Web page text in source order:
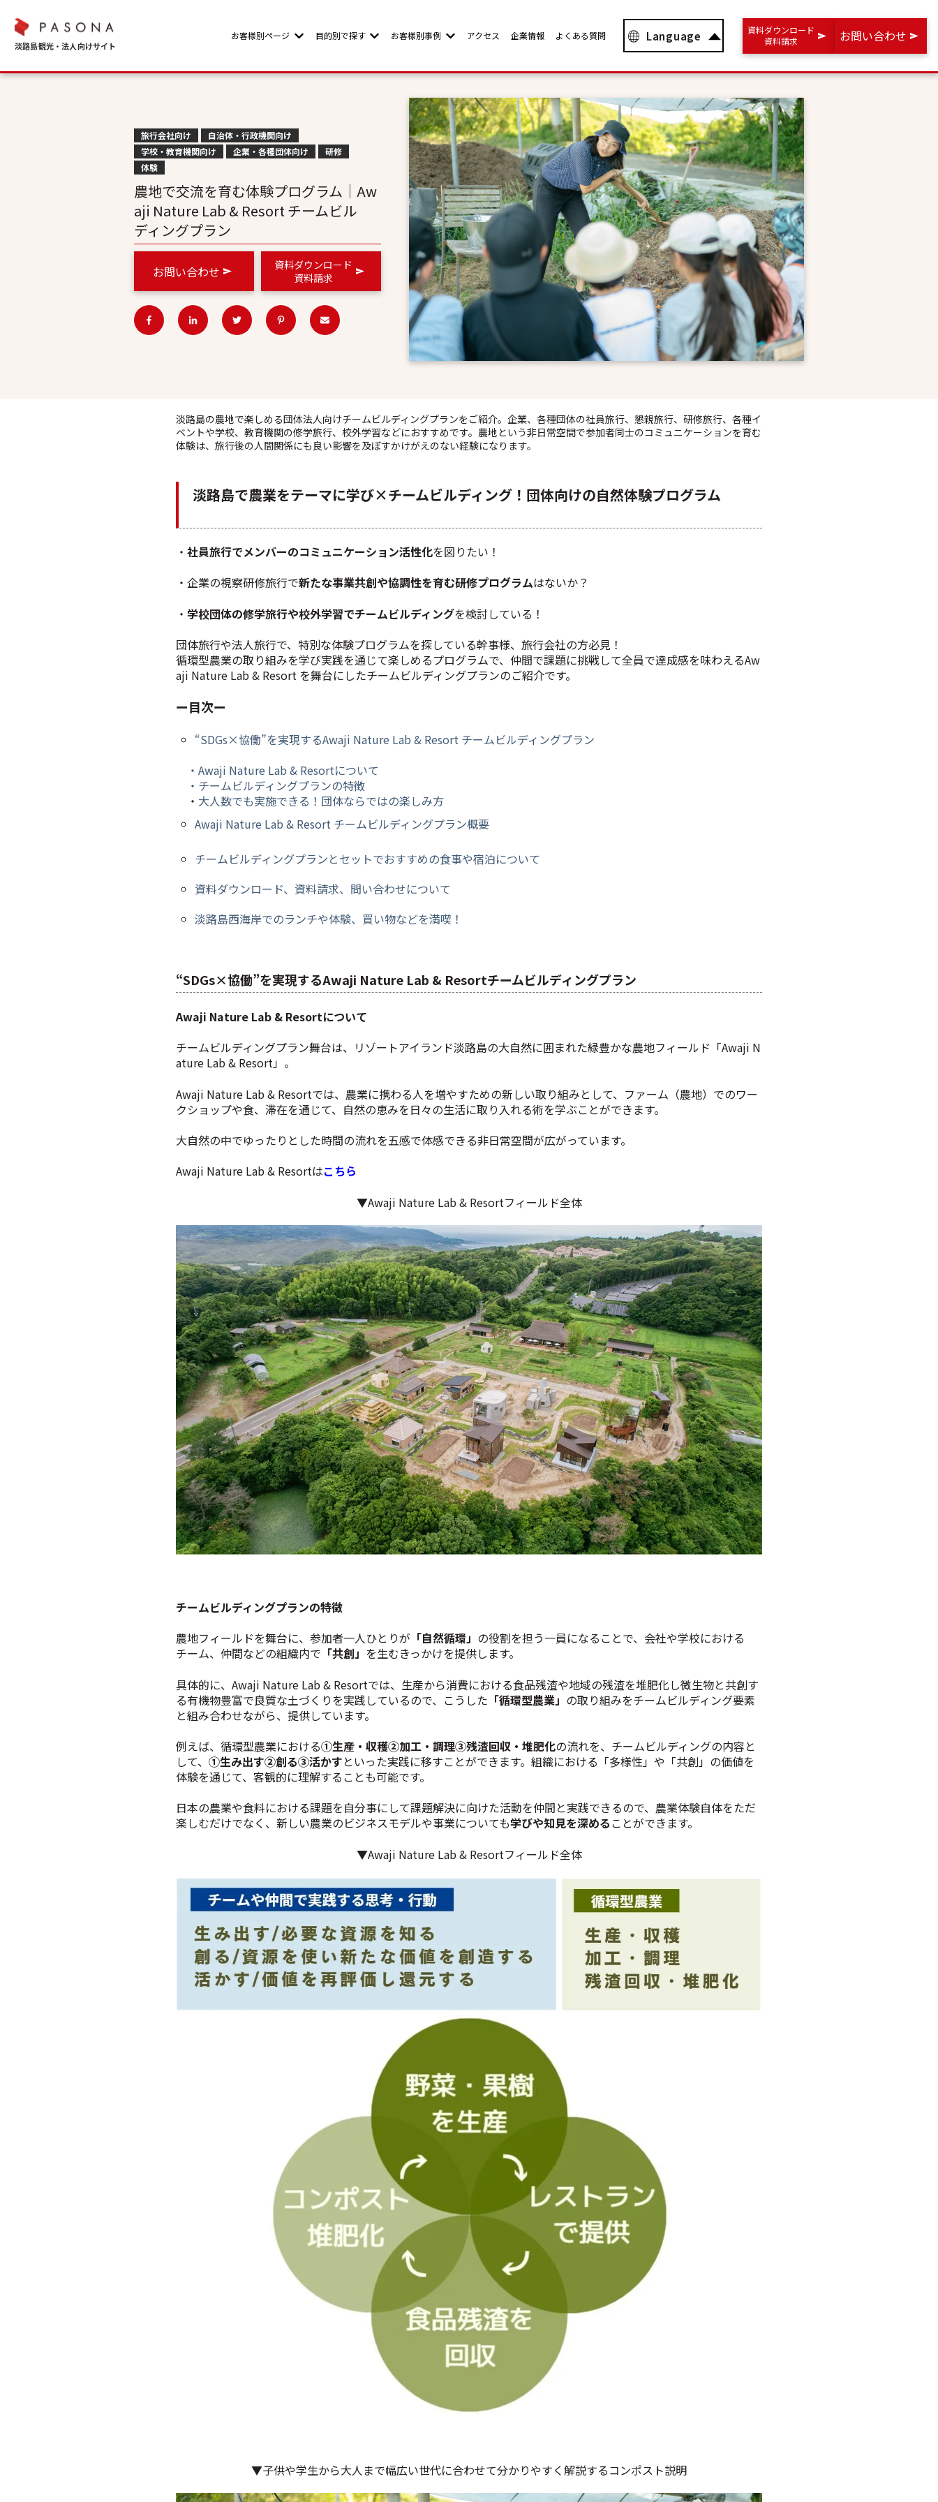
お客様別ページ Show submenu for お客様別ページ
目的別で探す Show submenu for 目的別で探す
お客様別事例 Show submenu for お客様別事例
アクセス 企業情報 よくある質問 Language
資料ダウンロード
資料請求
お問い合わせ
旅行会社向け
自治体・行政機関向け
学校・教育機関向け
企業・各種団体向け
研修
体験
農地で交流を育む体験プログラム│Aw
aji Nature Lab & Resort チームビル
ディングプラン
お問い合わせ
資料ダウンロード
資料請求
淡路島の農地で楽しめる団体法人向けチームビルディングプランをご紹介。企業、各種団体の社員旅行、懇親旅行、研修旅行、各種イ
ベントや学校、教育機関の修学旅行、校外学習などにおすすめです。農地という非日常空間で参加者同士のコミュニケーションを育む
体験は、旅行後の人間関係にも良い影響を及ぼすかけがえのない経験になります。
淡路島で農業をテーマに学び×チームビルディング！団体向けの自然体験プログラム
・ 社員旅行でメンバーのコミュニケーション活性化を図りたい！
・企業の視察研修旅行で新たな事業共創や協調性を育む研修プログラムはないか？
・ 学校団体の修学旅行や校外学習でチームビルディングを検討している！
団体旅行や法人旅行で、特別な体験プログラムを探している幹事様、旅行会社の方必見！
循環型農業の取り組みを学び実践を通じて楽しめるプログラムで、仲間で課題に挑戦して全員で達成感を味わえるAw
aji Nature Lab & Resort を舞台にしたチームビルディングプランのご紹介です。
ー目次ー
“SDGs×協働”を実現するAwaji Nature Lab & Resort チームビルディングプラン
・Awaji Nature Lab & Resortについて
・チームビルディングプランの特徴
・ 大人数でも実施できる！団体ならではの楽しみ方
Awaji Nature Lab & Resort チームビルディングプラン概要
チームビルディングプランとセットでおすすめの食事や宿泊について
資料ダウンロード、資料請求、問い合わせについて
淡路島西海岸でのランチや体験、買い物などを満喫！
“SDGs×協働”を実現するAwaji Nature Lab & Resortチームビルディングプラン
Awaji Nature Lab & Resortについて
チームビルディングプラン舞台は、リゾートアイランド淡路島の大自然に囲まれた緑豊かな農地フィールド「Awaji N
ature Lab & Resort」。
Awaji Nature Lab & Resortでは、農業に携わる人を増やすための新しい取り組みとして、ファーム（農地）でのワー
クショップや食、滞在を通じて、自然の恵みを日々の生活に取り入れる術を学ぶことができます。
大自然の中でゆったりとした時間の流れを五感で体感できる非日常空間が広がっています。
Awaji Nature Lab & Resortはこちら
▼Awaji Nature Lab & Resortフィールド全体
チームビルディングプランの特徴
農地フィールドを舞台に、参加者一人ひとりが 「自然循環」 の役割を担う一員になることで、会社や学校における
チーム、仲間などの組織内で 「共創」 を生むきっかけを提供します。
具体的に、Awaji Nature Lab & Resortでは、生産から消費における食品残渣や地域の残渣を堆肥化し微生物と共創す
る有機物豊富で良質な土づくりを実践しているので、こうした 「循環型農業」 の取り組みをチームビルディング要素
と組み合わせながら、提供しています。
例えば、循環型農業における①生産・収穫②加工・調理③残渣回収・堆肥化の流れを、チームビルディングの内容と
して、 ①生み出す②創る③活かすといった実践に移すことができます。組織における「多様性」や「共創」の価値を
体験を通じて、客観的に理解することも可能です。
日本の農業や食料における課題を自分事にして課題解決に向けた活動を仲間と実践できるので、農業体験自体をただ
楽しむだけでなく、新しい農業のビジネスモデルや事業についても学びや知見を深める ことができます。
▼Awaji Nature Lab & Resortフィールド全体
▼子供や学生から大人まで幅広い世代に合わせて分かりやすく解説するコンポスト説明